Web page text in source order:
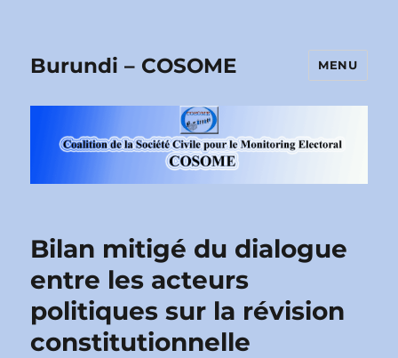
Burundi – COSOME MENU
Bilan mitigé du dialogue
entre les acteurs
politiques sur la révision
constitutionnelle